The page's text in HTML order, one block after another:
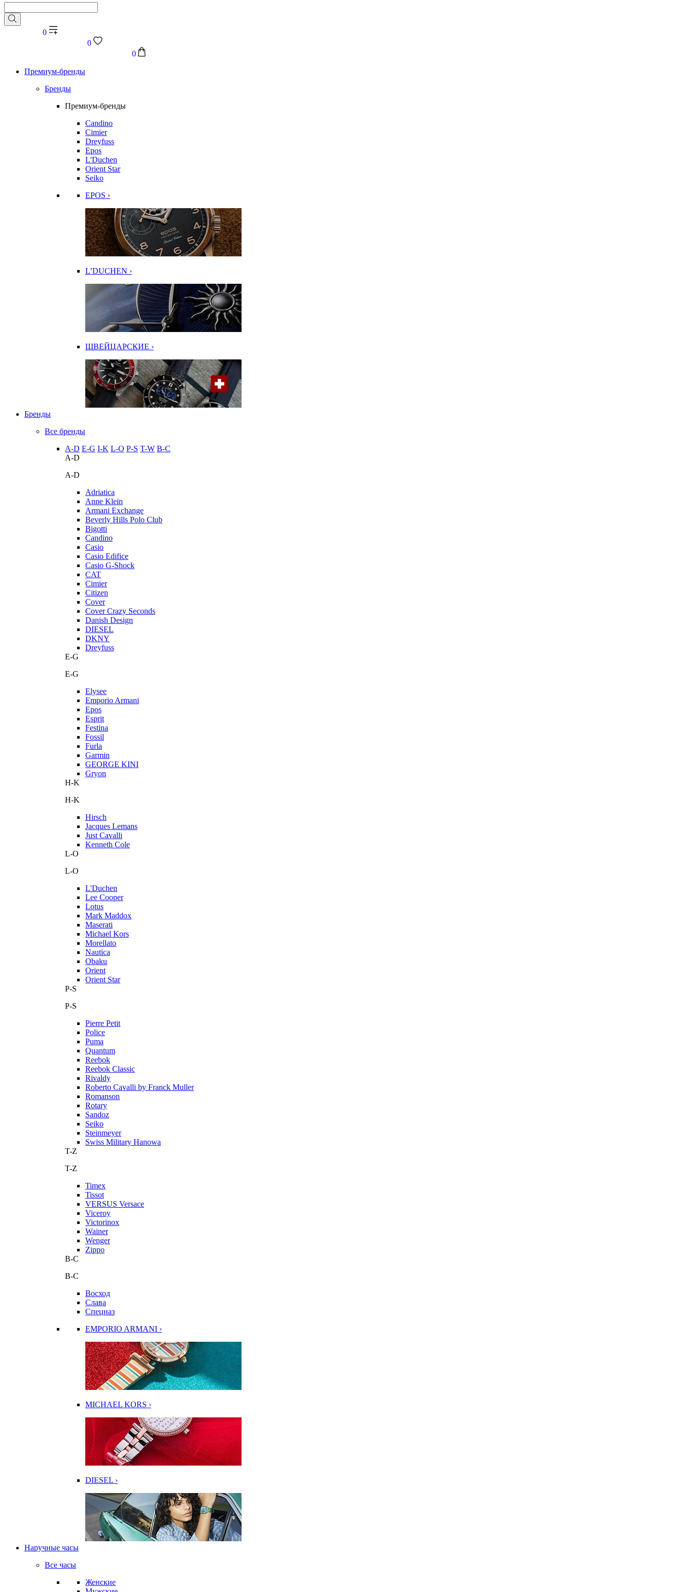
0
0
0
Премиум-бренды
Бренды
Премиум-бренды
Candino
Cimier
Dreyfuss
Epos
L'Duchen
Orient Star
Seiko
EPOS ›
L’DUCHEN ›
ШВЕЙЦАРСКИЕ ›
Бренды
Все бренды
A-D E-G I-K L-O P-S T-W В-С
A-D
A-D
Adriatica
Anne Klein
Armani Exchange
Beverly Hills Polo Club
Bigotti
Candino
Casio
Casio Edifice
Casio G-Shock
CAT
Cimier
Citizen
Cover
Cover Crazy Seconds
Danish Design
DIESEL
DKNY
Dreyfuss
E-G
E-G
Elysee
Emporio Armani
Epos
Esprit
Festina
Fossil
Furla
Garmin
GEORGE KINI
Gryon
H-K
H-K
Hirsch
Jacques Lemans
Just Cavalli
Kenneth Cole
L-O
L-O
L'Duchen
Lee Cooper
Lotus
Mark Maddox
Maserati
Michael Kors
Morellato
Nautica
Obaku
Orient
Orient Star
P-S
P-S
Pierre Petit
Police
Puma
Quantum
Reebok
Reebok Classic
Rivaldy
Roberto Cavalli by Franck Muller
Romanson
Rotary
Sandoz
Seiko
Steinmeyer
Swiss Military Hanowa
T-Z
T-Z
Timex
Tissot
VERSUS Versace
Viceroy
Victorinox
Wainer
Wenger
Zippo
В-С
В-С
Восход
Слава
Спецназ
EMPORIO ARMANI ›
MICHAEL KORS ›
DIESEL ›
Наручные часы
Все часы
Женские